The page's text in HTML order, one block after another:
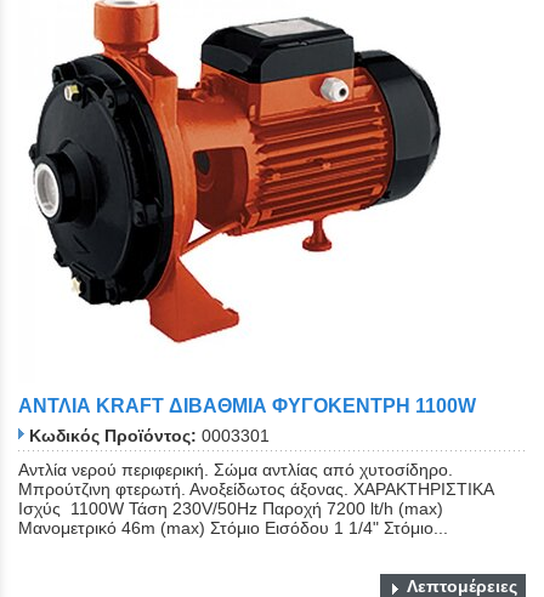
Close
ΑΝΤΛΙΑ KRAFT ΔΙΒΑΘΜΙΑ ΦΥΓΟΚΕΝΤΡΗ 1100W
Κωδικός Προϊόντος: 0003301
Αντλία νερού περιφερική. Σώμα αντλίας από χυτοσίδηρο.
Μπρούτζινη φτερωτή. Ανοξείδωτος άξονας. ΧΑΡΑΚΤΗΡΙΣΤΙΚΑ
Ισχύς 1100W Τάση 230V/50Hz Παροχή 7200 lt/h (max)
Μανομετρικό 46m (max) Στόμιο Εισόδου 1 1/4" Στόμιο...
Λεπτομέρειες